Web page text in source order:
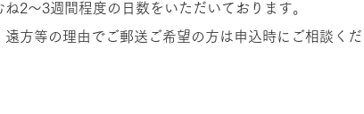
2～3週間程度の日数をいただいております。
方等の理由でご郵送ご希望の方は申込時にご相談くだ